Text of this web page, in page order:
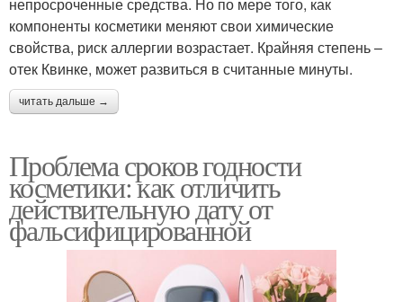
непросроченные средства. Но по мере того, как
компоненты косметики меняют свои химические
свойства, риск аллергии возрастает. Крайняя степень –
отек Квинке, может развиться в считанные минуты.
читать дальше →
Проблема сроков годности
косметики: как отличить
действительную дату от
фальсифицированной